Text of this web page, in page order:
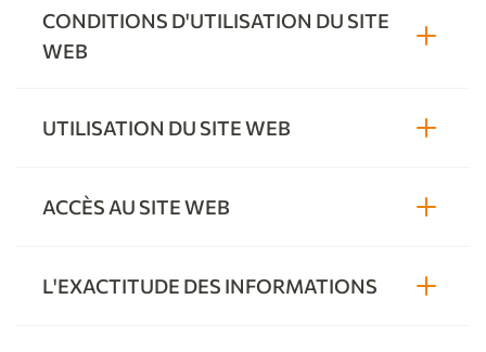
CONDITIONS D'UTILISATION DU SITE
WEB
UTILISATION DU SITE WEB
ACCÈS AU SITE WEB
L'EXACTITUDE DES INFORMATIONS